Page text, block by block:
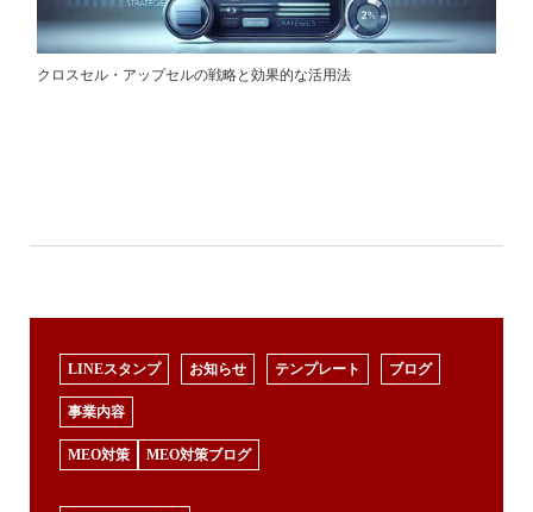
クロスセル・アップセルの戦略と効果的な活用法
LINEスタンプ お知らせ テンプレート ブログ
事業内容
MEO対策 MEO対策ブログ